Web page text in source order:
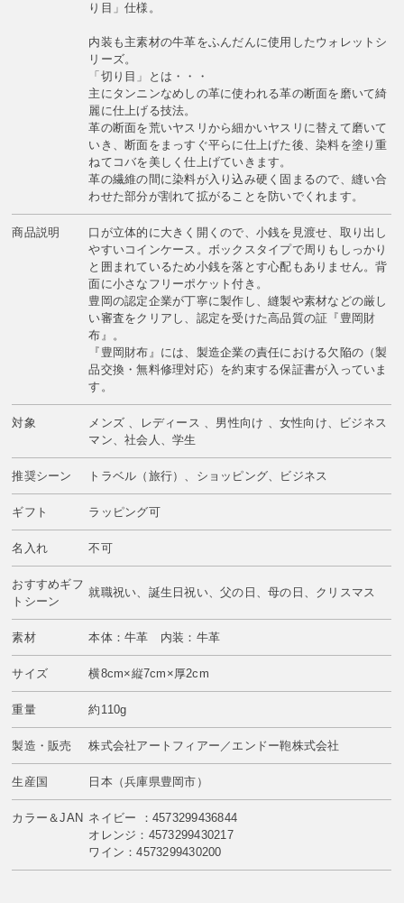
り目」仕様。
内装も主素材の牛革をふんだんに使用したウォレットシ
リーズ。
「切り目」とは・・・
主にタンニンなめしの革に使われる革の断面を磨いて綺
麗に仕上げる技法。
革の断面を荒いヤスリから細かいヤスリに替えて磨いて
いき、断面をまっすぐ平らに仕上げた後、染料を塗り重
ねてコバを美しく仕上げていきます。
革の繊維の間に染料が入り込み硬く固まるので、縫い合
わせた部分が割れて拡がることを防いでくれます。
商品説明
口が立体的に大きく開くので、小銭を見渡せ、取り出し
やすいコインケース。ボックスタイプで周りもしっかり
と囲まれているため小銭を落とす心配もありません。背
面に小さなフリーポケット付き。
豊岡の認定企業が丁寧に製作し、縫製や素材などの厳し
い審査をクリアし、認定を受けた高品質の証『豊岡財
布』。
『豊岡財布』には、製造企業の責任における欠陥の（製
品交換・無料修理対応）を約束する保証書が入っていま
す。
対象
メンズ 、レディース 、男性向け 、女性向け、ビジネス
マン、社会人、学生
推奨シーン トラベル（旅行）、ショッピング、ビジネス
ギフト ラッピング可
名入れ 不可
おすすめギフ
トシーン
就職祝い、誕生日祝い、父の日、母の日、クリスマス
素材 本体：牛革 内装：牛革
サイズ 横8cm×縦7cm×厚2cm
重量 約110g
製造・販売 株式会社アートフィアー／エンドー鞄株式会社
生産国 日本（兵庫県豊岡市）
カラー＆JAN ネイビー ：4573299436844
オレンジ：4573299430217
ワイン：4573299430200